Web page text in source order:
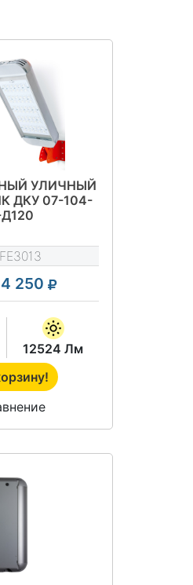
УЛИЧНЫЙ
ДКУ 07-104-
FE3013
250
12524 Лм